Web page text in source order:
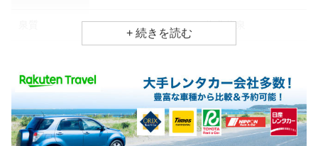
ナトリウム・カルシウム塩化物泉
食事場所
朝食 広間、食事処